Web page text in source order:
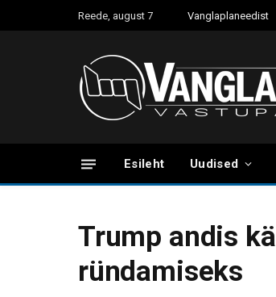
Reede, august 7 Vanglaplaneedist
Esileht Uudised
Trump andis
ründamiseks